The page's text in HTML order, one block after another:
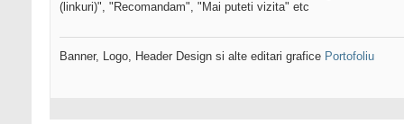
(linkuri)", "Recomandam", "Mai puteti vizita" etc
Banner, Logo, Header Design si alte editari grafice Portofoliu